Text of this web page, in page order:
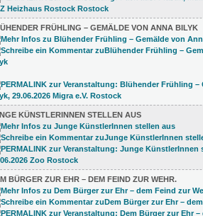
FRÜHLING – GEMÄLDE VON ANNA BILYK
KÜNSTLERINNEN STELLEN AUS
BÜRGER ZUR EHR – DEM FEIND ZUR WEHR.